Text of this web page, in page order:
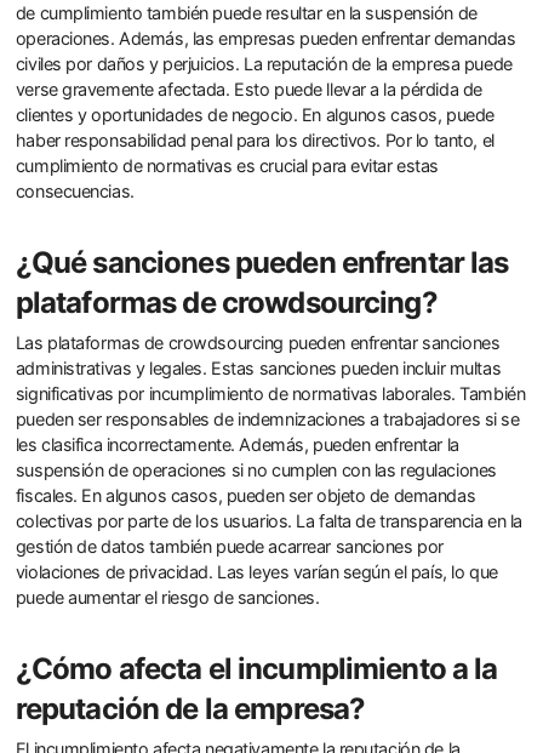
de cumplimiento también puede resultar en la suspensión de
operaciones. Además, las empresas pueden enfrentar demandas
civiles por daños y perjuicios. La reputación de la empresa puede
verse gravemente afectada. Esto puede llevar a la pérdida de
clientes y oportunidades de negocio. En algunos casos, puede
haber responsabilidad penal para los directivos. Por lo tanto, el
cumplimiento de normativas es crucial para evitar estas
consecuencias.
¿Qué sanciones pueden enfrentar las
plataformas de crowdsourcing?
Las plataformas de crowdsourcing pueden enfrentar sanciones
administrativas y legales. Estas sanciones pueden incluir multas
significativas por incumplimiento de normativas laborales. También
pueden ser responsables de indemnizaciones a trabajadores si se
les clasifica incorrectamente. Además, pueden enfrentar la
suspensión de operaciones si no cumplen con las regulaciones
fiscales. En algunos casos, pueden ser objeto de demandas
colectivas por parte de los usuarios. La falta de transparencia en la
gestión de datos también puede acarrear sanciones por
violaciones de privacidad. Las leyes varían según el país, lo que
puede aumentar el riesgo de sanciones.
¿Cómo afecta el incumplimiento a la
reputación de la empresa?